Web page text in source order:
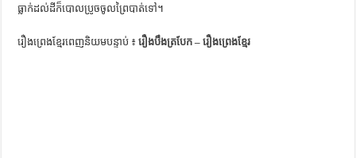
ធ្លាក់ដល់ដីក៏បោលប្រូចចូលព្រៃបាត់ទៅ។
រឿងព្រេងខ្មែរពេញនិយមបន្ទាប់ ៖រឿងបឹងត្របែក – រឿងព្រេងខ្មែរ